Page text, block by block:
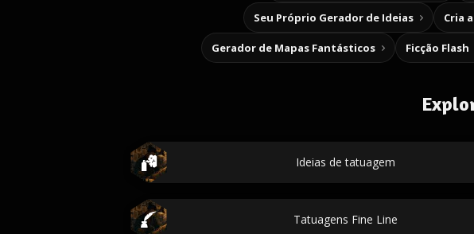
Seu Próprio Gerador de Ideias
Gerador de Mapas Fantásticos Ficção Flash
Ideias de tatuagem
Tatuagens Fine Line